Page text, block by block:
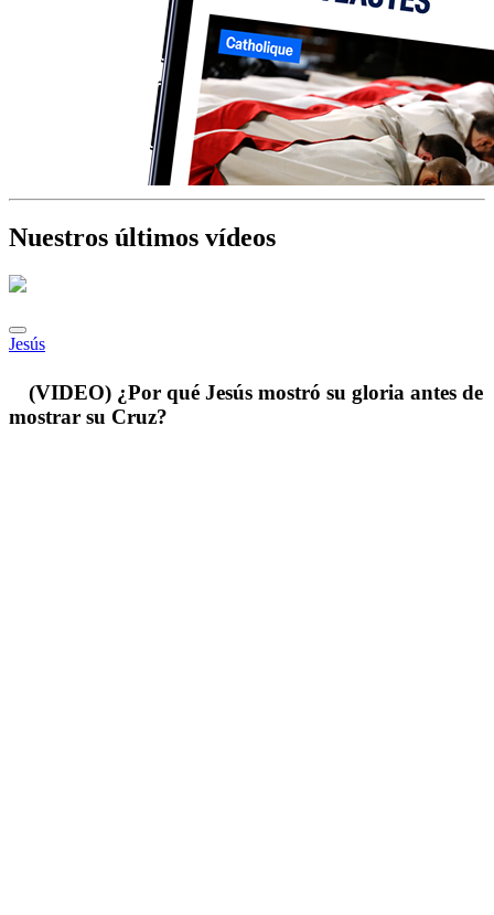
Nuestros últimos vídeos
Jesús
(VIDEO) ¿Por qué Jesús mostró su gloria antes de
mostrar su Cruz?